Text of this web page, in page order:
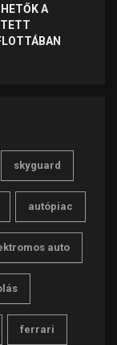
A
skyguard
autópiac
auto
ferrari